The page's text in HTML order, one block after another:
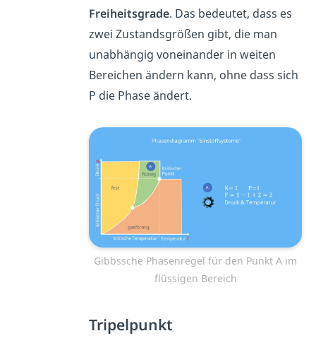
Freiheitsgrade. Das bedeutet, dass es
zwei Zustandsgrößen gibt, die man
unabhängig voneinander in weiten
Bereichen ändern kann, ohne dass sich
P die Phase ändert.
Gibbssche Phasenregel für den Punkt A im
flüssigen Bereich
Tripelpunkt